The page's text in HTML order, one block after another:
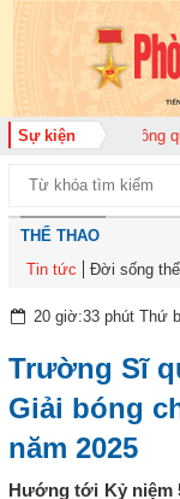
Sự kiện
Trung đoàn Không
THỂ THAO
Tin tức
Đời sống
20 giờ:33 phút Thứ
Trường Sĩ
Giải bóng
năm 2025
Hướng tới Kỷ niệm